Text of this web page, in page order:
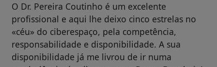
O Dr. Pereira Coutinho é um excelente
profissional e aqui lhe deixo cinco estrelas no
«céu» do ciberespaço, pela competência,
responsabilidade e disponibilidade. A sua
disponibilidade já me livrou de ir numa